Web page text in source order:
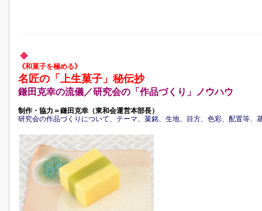
《和菓子を極める》
名匠の「上生菓子」秘伝抄
鎌田克幸の流儀／研究会の「作品づくり」ノウハウ
制作・協力＝鎌田克幸（東和会運営本部長）
研究会の作品づくりについて、テーマ、菓銘、生地、目方、色彩、配置等、